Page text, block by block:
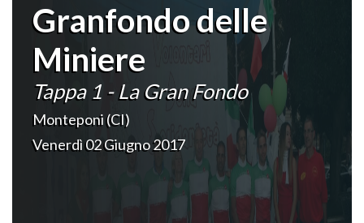
Granfondo delle
Miniere
Tappa 1 - La Gran Fondo
Monteponi (CI)
Venerdì 02 Giugno 2017